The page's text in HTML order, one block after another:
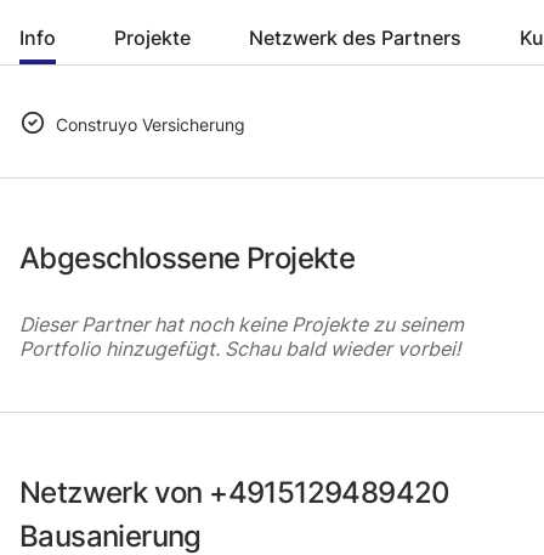
Info Projekte Netzwerk des Partners
Construyo Versicherung
Abgeschlossene Projekte
Dieser Partner hat noch keine Projekte zu seinem
Portfolio hinzugefügt. Schau bald wieder vorbei!
Netzwerk von +4915129489420
Bausanierung